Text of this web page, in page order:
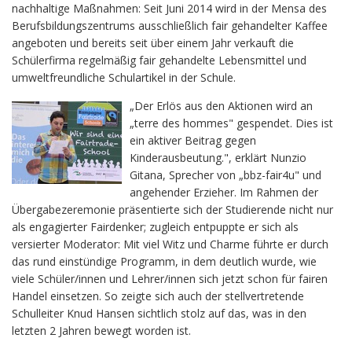
nachhaltige Maßnahmen: Seit Juni 2014 wird in der Mensa des
Berufsbildungszentrums ausschließlich fair gehandelter Kaffee
angeboten und bereits seit über einem Jahr verkauft die
Schülerfirma regelmäßig fair gehandelte Lebensmittel und
umweltfreundliche Schulartikel in der Schule.
„Der Erlös aus den Aktionen wird an
„terre des hommes" gespendet. Dies ist
ein aktiver Beitrag gegen
Kinderausbeutung.", erklärt Nunzio
Gitana, Sprecher von „bbz-fair4u" und
angehender Erzieher. Im Rahmen der
Übergabezeremonie präsentierte sich der Studierende nicht nur
als engagierter Fairdenker; zugleich entpuppte er sich als
versierter Moderator: Mit viel Witz und Charme führte er durch
das rund einstündige Programm, in dem deutlich wurde, wie
viele Schüler/innen und Lehrer/innen sich jetzt schon für fairen
Handel einsetzen. So zeigte sich auch der stellvertretende
Schulleiter Knud Hansen sichtlich stolz auf das, was in den
letzten 2 Jahren bewegt worden ist.